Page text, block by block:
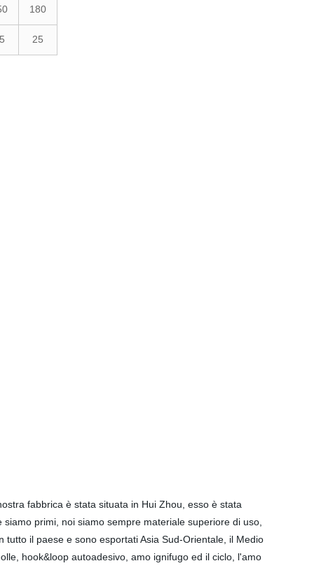
180
25
fabbrica è stata situata in Hui Zhou, esso è stata
primi, noi siamo sempre materiale superiore di uso,
il paese e sono esportati Asia Sud-Orientale, il Medio
hook&loop autoadesivo, amo ignifugo ed il ciclo, l'amo